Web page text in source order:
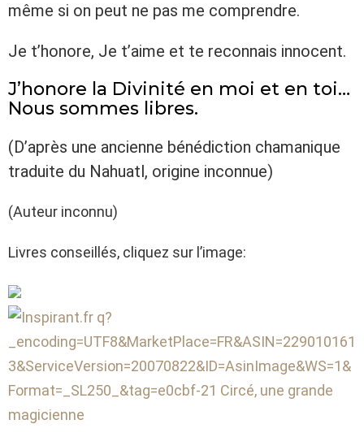
même si on peut ne pas me comprendre.
Je t’honore, Je t’aime et te reconnais innocent.
J’honore la Divinité en moi et en toi…
Nous sommes libres.
(D’après une ancienne bénédiction chamanique
traduite du Nahuatl, origine inconnue)
(Auteur inconnu)
Livres conseillés, cliquez sur l’image: